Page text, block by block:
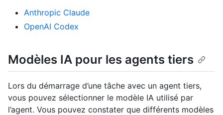
Anthropic Claude
OpenAI Codex
Modèles IA pour les agents tiers
Lors du démarrage d’une tâche avec un agent tiers,
vous pouvez sélectionner le modèle IA utilisé par
l’agent. Vous pouvez constater que différents modèles